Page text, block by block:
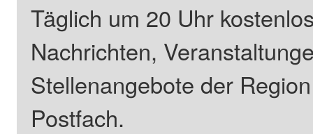
Täglich um 20 Uhr
Nachrichten,
Stellenangebote der
Postfach.